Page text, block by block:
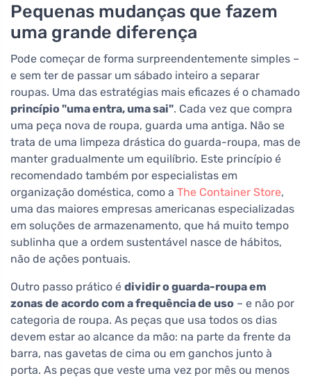
Pequenas mudanças que fazem
uma grande diferença
Pode começar de forma surpreendentemente simples –
e sem ter de passar um sábado inteiro a separar
roupas. Uma das estratégias mais eficazes é o chamado
princípio "uma entra, uma sai". Cada vez que compra
uma peça nova de roupa, guarda uma antiga. Não se
trata de uma limpeza drástica do guarda-roupa, mas de
manter gradualmente um equilíbrio. Este princípio é
recomendado também por especialistas em
organização doméstica, como a The Container Store,
uma das maiores empresas americanas especializadas
em soluções de armazenamento, que há muito tempo
sublinha que a ordem sustentável nasce de hábitos,
não de ações pontuais.
Outro passo prático é dividir o guarda-roupa em
zonas de acordo com a frequência de uso – e não por
categoria de roupa. As peças que usa todos os dias
devem estar ao alcance da mão: na parte da frente da
barra, nas gavetas de cima ou em ganchos junto à
porta. As peças que veste uma vez por mês ou menos